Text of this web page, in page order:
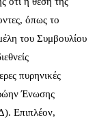
όπως το
του Συμβουλίου
πυρηνικές
Ένωσης
Επιπλέον,